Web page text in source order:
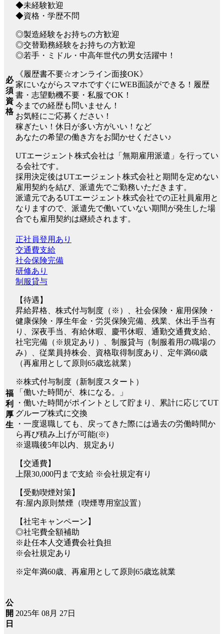
必
須
資
格
◆未経験歓迎
◆資格・学歴不問
◎製造経験をお持ちの方歓迎
◎交替勤務経験をお持ちの方歓迎
◎若手・ミドル・中高年世代の男女活躍中！
《履歴書不要☆オンライン面接OK》
家にいながらスマホですぐにWEB面談ができる！履歴
書・志望動機不要・私服でOK！
今までの経歴も問いません！
お気軽にご応募ください！
稼ぎたい！休日が多い方がいい！など
あなたの希望の働き方をお聞かせください♪
UTエージェント株式会社は「無期雇用派遣」を行ってい
る会社です。
採用決定後はUTエージェント株式会社と期間を定めない
雇用契約を結び、派遣先でご勤務いただきます。
派遣元であるUTエージェント株式会社での正社員雇用と
なりますので、派遣先で働いていない期間が発生した場
合でも雇用契約は継続されます。
福
利
厚
生
正社員登用あり
交通費支給
社会保険完備
研修あり
制服貸与
【待遇】
昇給昇格、株式付与制度（※）、社会保険・雇用保険・
健康保険・厚生年金・労災保険完備、残業、休出手当有
り、深夜手当、有給休暇、慶弔休暇、通勤交通費支給、
社宅完備（※規定あり）、制服貸与（制服着用の職場の
み）、従業員持株会、資格取得制度あり、定年満60歳
（再雇用として原則65歳迄就業）
※株式付与制度（新制度スタート）
「働いた時間が、株になる。」
・働いた時間がポイントとして貯まり、累計に応じてUT
グループ株式に交換
・一度退職しても、戻ってきた際には過去の労働時間か
ら再び積み上げが可能(※)
※退職後5年以内、規定あり
【交通費】
上限30,000円まで支給 ※会社規定有り
【受動喫煙対策】
有:屋内原則禁煙（喫煙専用室設置）
【社宅キャンペーン】
◎社宅費全額補助
※赴任本人交通費会社負担
※会社規定あり
※定年満60歳、再雇用として原則65歳迄就業
公
開
日
2025年 08月 27日